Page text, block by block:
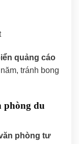
quảng cáo
tránh bong
phòng du
phòng tư